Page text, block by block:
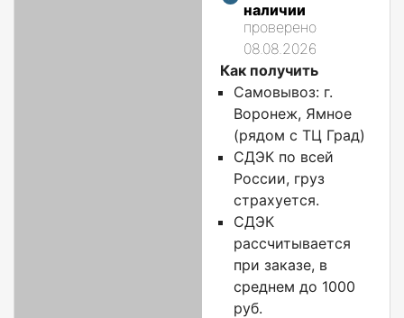
наличии
проверено
08.08.2026
Как получить
Самовывоз: г.
Воронеж, Ямное
(рядом с ТЦ Град)
СДЭК по всей
России, груз
страхуется.
СДЭК
рассчитывается
при заказе, в
среднем до 1000
руб.